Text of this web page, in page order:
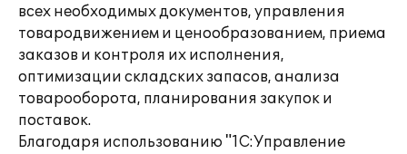
всех необходимых документов, управления
товародвижением и ценообразованием, приема
заказов и контроля их исполнения,
оптимизации складских запасов, анализа
товарооборота, планирования закупок и
поставок.
Благодаря использованию "1С:Управление